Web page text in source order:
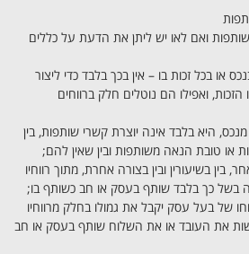
ואם לאו יש ליתן את הדעת על כללים
או בכל זכות בו – אין בכך בלבד כדי ליצור
ואפילו הם נוטלים חלק ברווחים
היא בלבד אינה יוצרת קשרי שותפות, בין
או טובת הנאה משותפות ובין שאין להם;
בין בשיעורין ובין בצורה אחרת, מתוך רווחיו
בשל כך בלבד שותף בעסק או חב כשותף בו;
של בעל עסק יקבל את גמולו בחלק מרווחיו
את העובד או את השלוח שותף בעסק או חב